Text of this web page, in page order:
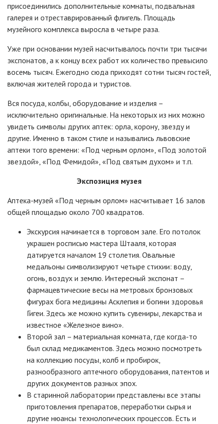
присоединились дополнительные комнаты, подвальная
галерея и отреставрированный флигель. Площадь
музейного комплекса выросла в четыре раза.
Уже при основании музей насчитывалось почти три тысячи
экспонатов, а к концу всех работ их количество превысило
восемь тысяч. Ежегодно сюда приходят сотни тысяч гостей,
включая жителей города и туристов.
Вся посуда, колбы, оборудование и изделия –
исключительно оригинальные. На некоторых из них можно
увидеть символы других аптек: орла, корону, звезду и
другие. Именно в таком стиле и назывались львовские
аптеки того времени: «Под черным орлом», «Под золотой
звездой», «Под Фемидой», «Под святым духом» и т.п.
Экспозиция музея
Аптека-музей «Под черным орлом» насчитывает 16 залов
общей площадью около 700 квадратов.
Экскурсия начинается в торговом зале. Его потолок
украшен росписью мастера Штааля, которая
датируется началом 19 столетия. Овальные
медальоны символизируют четыре стихии: воду,
огонь, воздух и землю. Интересный экспонат –
фармацевтические весы на метровых бронзовых
фигурах бога медицины Асклепия и богини здоровья
Гигеи. Здесь же можно купить сувениры, лекарства и
известное «Железное вино».
Второй зал – материальная комната, где когда-то
был склад медикаментов. Здесь можно посмотреть
на коллекцию посуды, колб и пробирок,
разнообразного аптечного оборудования, патентов и
других документов разных эпох.
В старинной лаборатории представлены все этапы
приготовления препаратов, переработки сырья и
другие нюансы технологических процессов. Есть и